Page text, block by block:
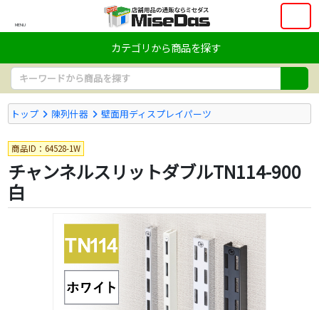
MENU
カテゴリから商品を探す
トップ 陳列什器 壁面用ディスプレイパーツ
商品ID：64528-1W
チャンネルスリットダブルTN114-900
白